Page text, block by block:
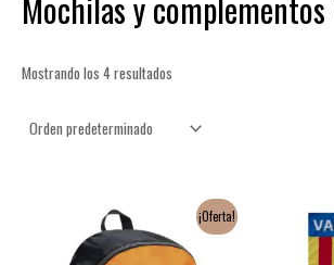
Mostrando los 4 resultados
¡Oferta!
precio
original
El
precio
actual
El